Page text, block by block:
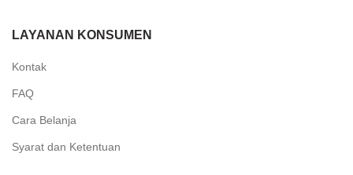
LAYANAN KONSUMEN
Kontak
FAQ
Cara Belanja
Syarat dan Ketentuan